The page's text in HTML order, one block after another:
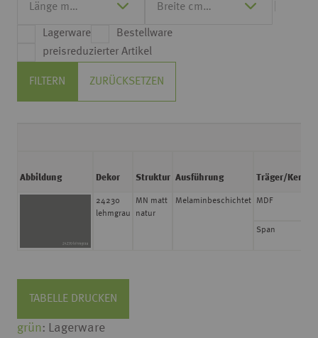
Lagerware
Bestellware
preisreduzierter Artikel
FILTERN ZURÜCKSETZEN
24230
lehmgrau
MN matt
natur
Melaminbeschichtet MDF
Span
Abbildung Dekor Struktur Ausführung Träger/Kern
TABELLE DRUCKEN
grün: Lagerware